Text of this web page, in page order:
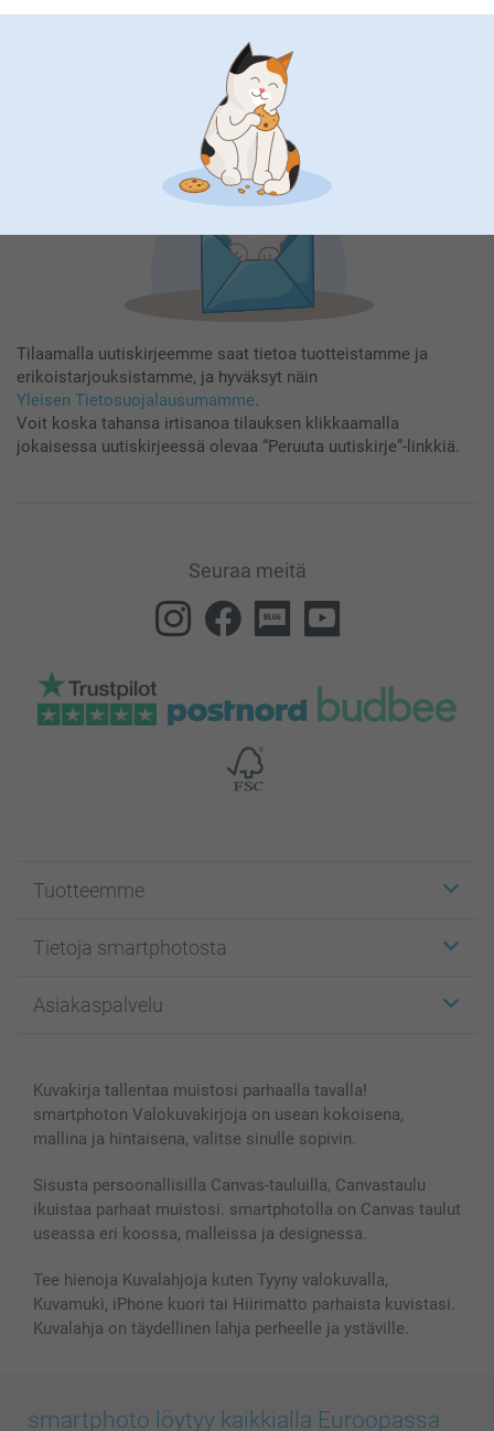
Tilaamalla uutiskirjeemme saat tietoa tuotteistamme ja
erikoistarjouksistamme, ja hyväksyt näin
Yleisen Tietosuojalausumamme.
Voit koska tahansa irtisanoa tilauksen klikkaamalla
jokaisessa uutiskirjeessä olevaa “Peruuta uutiskirje”-linkkiä.
Seuraa meitä
Tuotteemme
Kuvakortit
Kuvakirjat
Kännykkä & Tabletti
MyNameBook
Valokuvakehykset & Lisätarvikkeet
Lahjakortti
Kaikki kuvatuotteet
Tietoja smartphotosta
Affiliate ohjelma
Sivukartta
Ehdot/takuut
Asiakaspalvelu
smartbonus
Hinnat & maksutavat
Kuvakirja tallentaa muistosi parhaalla tavalla!
smartphoton Valokuvakirjoja on usean kokoisena,
mallina ja hintaisena, valitse sinulle sopivin.
Sisusta persoonallisilla Canvas-tauluilla, Canvastaulu
ikuistaa parhaat muistosi. smartphotolla on Canvas taulut
useassa eri koossa, malleissa ja designessa.
Tee hienoja Kuvalahjoja kuten Tyyny valokuvalla,
Kuvamuki, iPhone kuori tai Hiirimatto parhaista kuvistasi.
Kuvalahja on täydellinen lahja perheelle ja ystäville.
smartphoto löytyy kaikkialla Euroopassa